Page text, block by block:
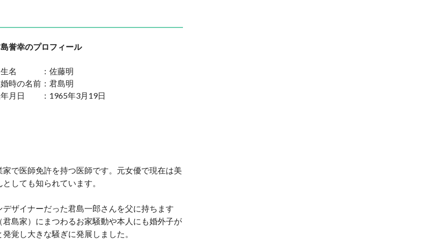
誉幸のプロフィール
生名 ：佐藤明
時の名前：君島明
月日 ：1965年3月19日
で医師免許を持つ医師です。元女優で現在は美
しても知られています。
ザイナーだった君島一郎さんを父に持ちます
島家）にまつわるお家騒動や本人にも婚外子が
覚し大きな騒ぎに発展しました。